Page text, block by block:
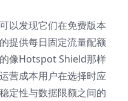
以发现它们在免费版本
提供每日固定流量配额
像Hotspot Shield那样
营成本用户在选择时应
定性与数据限额之间的